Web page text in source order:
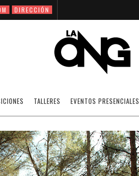
DIRECCIÓN
TALLERES EVENTOS PRESENCIALES
JESSICA MORONI